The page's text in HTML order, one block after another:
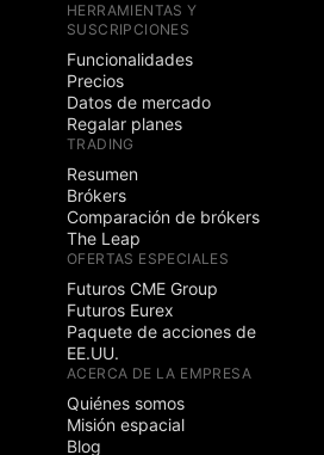
HERRAMIENTAS Y
SUSCRIPCIONES
Funcionalidades
Precios
Datos de mercado
Regalar planes
TRADING
Resumen
Brókers
Comparación de brókers
The Leap
OFERTAS ESPECIALES
Futuros CME Group
Futuros Eurex
Paquete de acciones de
EE.UU.
ACERCA DE LA EMPRESA
Quiénes somos
Misión espacial
Blog